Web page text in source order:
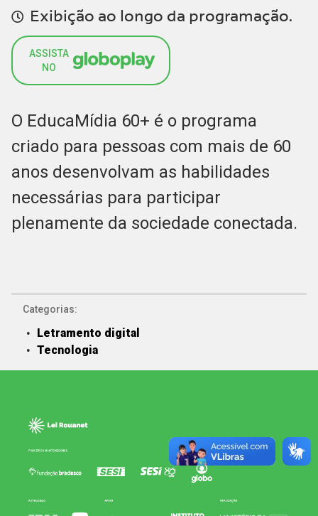
Exibição ao longo da programação.
ASSISTA
NO
O EducaMídia 60+ é o programa
criado para pessoas com mais de 60
anos desenvolvam as habilidades
necessárias para participar
plenamente da sociedade conectada.
Categorias:
Letramento digital
Tecnologia